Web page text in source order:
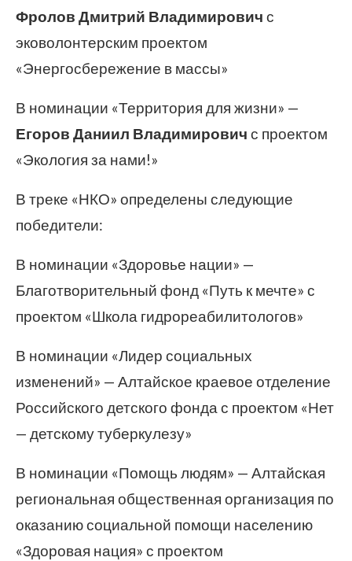
Фролов Дмитрий Владимирович с
эковолонтерским проектом
«Энергосбережение в массы»
В номинации «Территория для жизни» —
Егоров Даниил Владимирович с проектом
«Экология за нами!»
В треке «НКО» определены следующие
победители:
В номинации «Здоровье нации» —
Благотворительный фонд «Путь к мечте» с
проектом «Школа гидрореабилитологов»
В номинации «Лидер социальных
изменений» — Алтайское краевое отделение
Российского детского фонда с проектом «Нет
— детскому туберкулезу»
В номинации «Помощь людям» — Алтайская
региональная общественная организация по
оказанию социальной помощи населению
«Здоровая нация» с проектом